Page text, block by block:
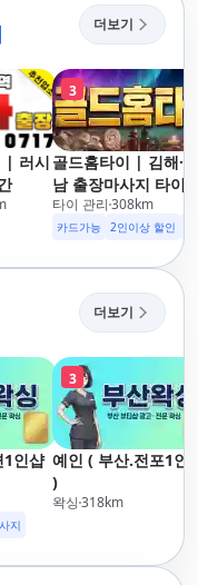
더보기
| 러시
3
골드홈타이 | 김해·경
남 출장마사지 타이·
로마·스웨디시
타이 관리 308km
카드가능 2인이상 할인
더보기
1인샵
지
3
예인 ( 부산.전포1인
)
왁싱318km